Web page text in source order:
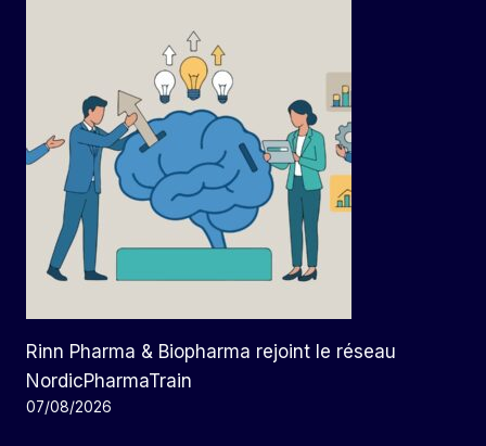
Rinn Pharma & Biopharma rejoint le réseau
NordicPharmaTrain
07/08/2026